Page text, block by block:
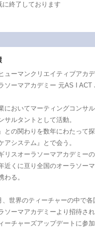
終了しております
ューマンクリエイティブアカ
ソーマアカデミー 元AS I ACT
においてマーティングコンサ
サルタントとして活動。
との関わりを数年にわたって
アシステム』とで会う。
リスオーラソーマアカデミー
近くに亘り全国のオーラソー
わる。
、世界のティーチャーの中で
ソーマアカデミーより招待さ
ーチャーズアップデートに参